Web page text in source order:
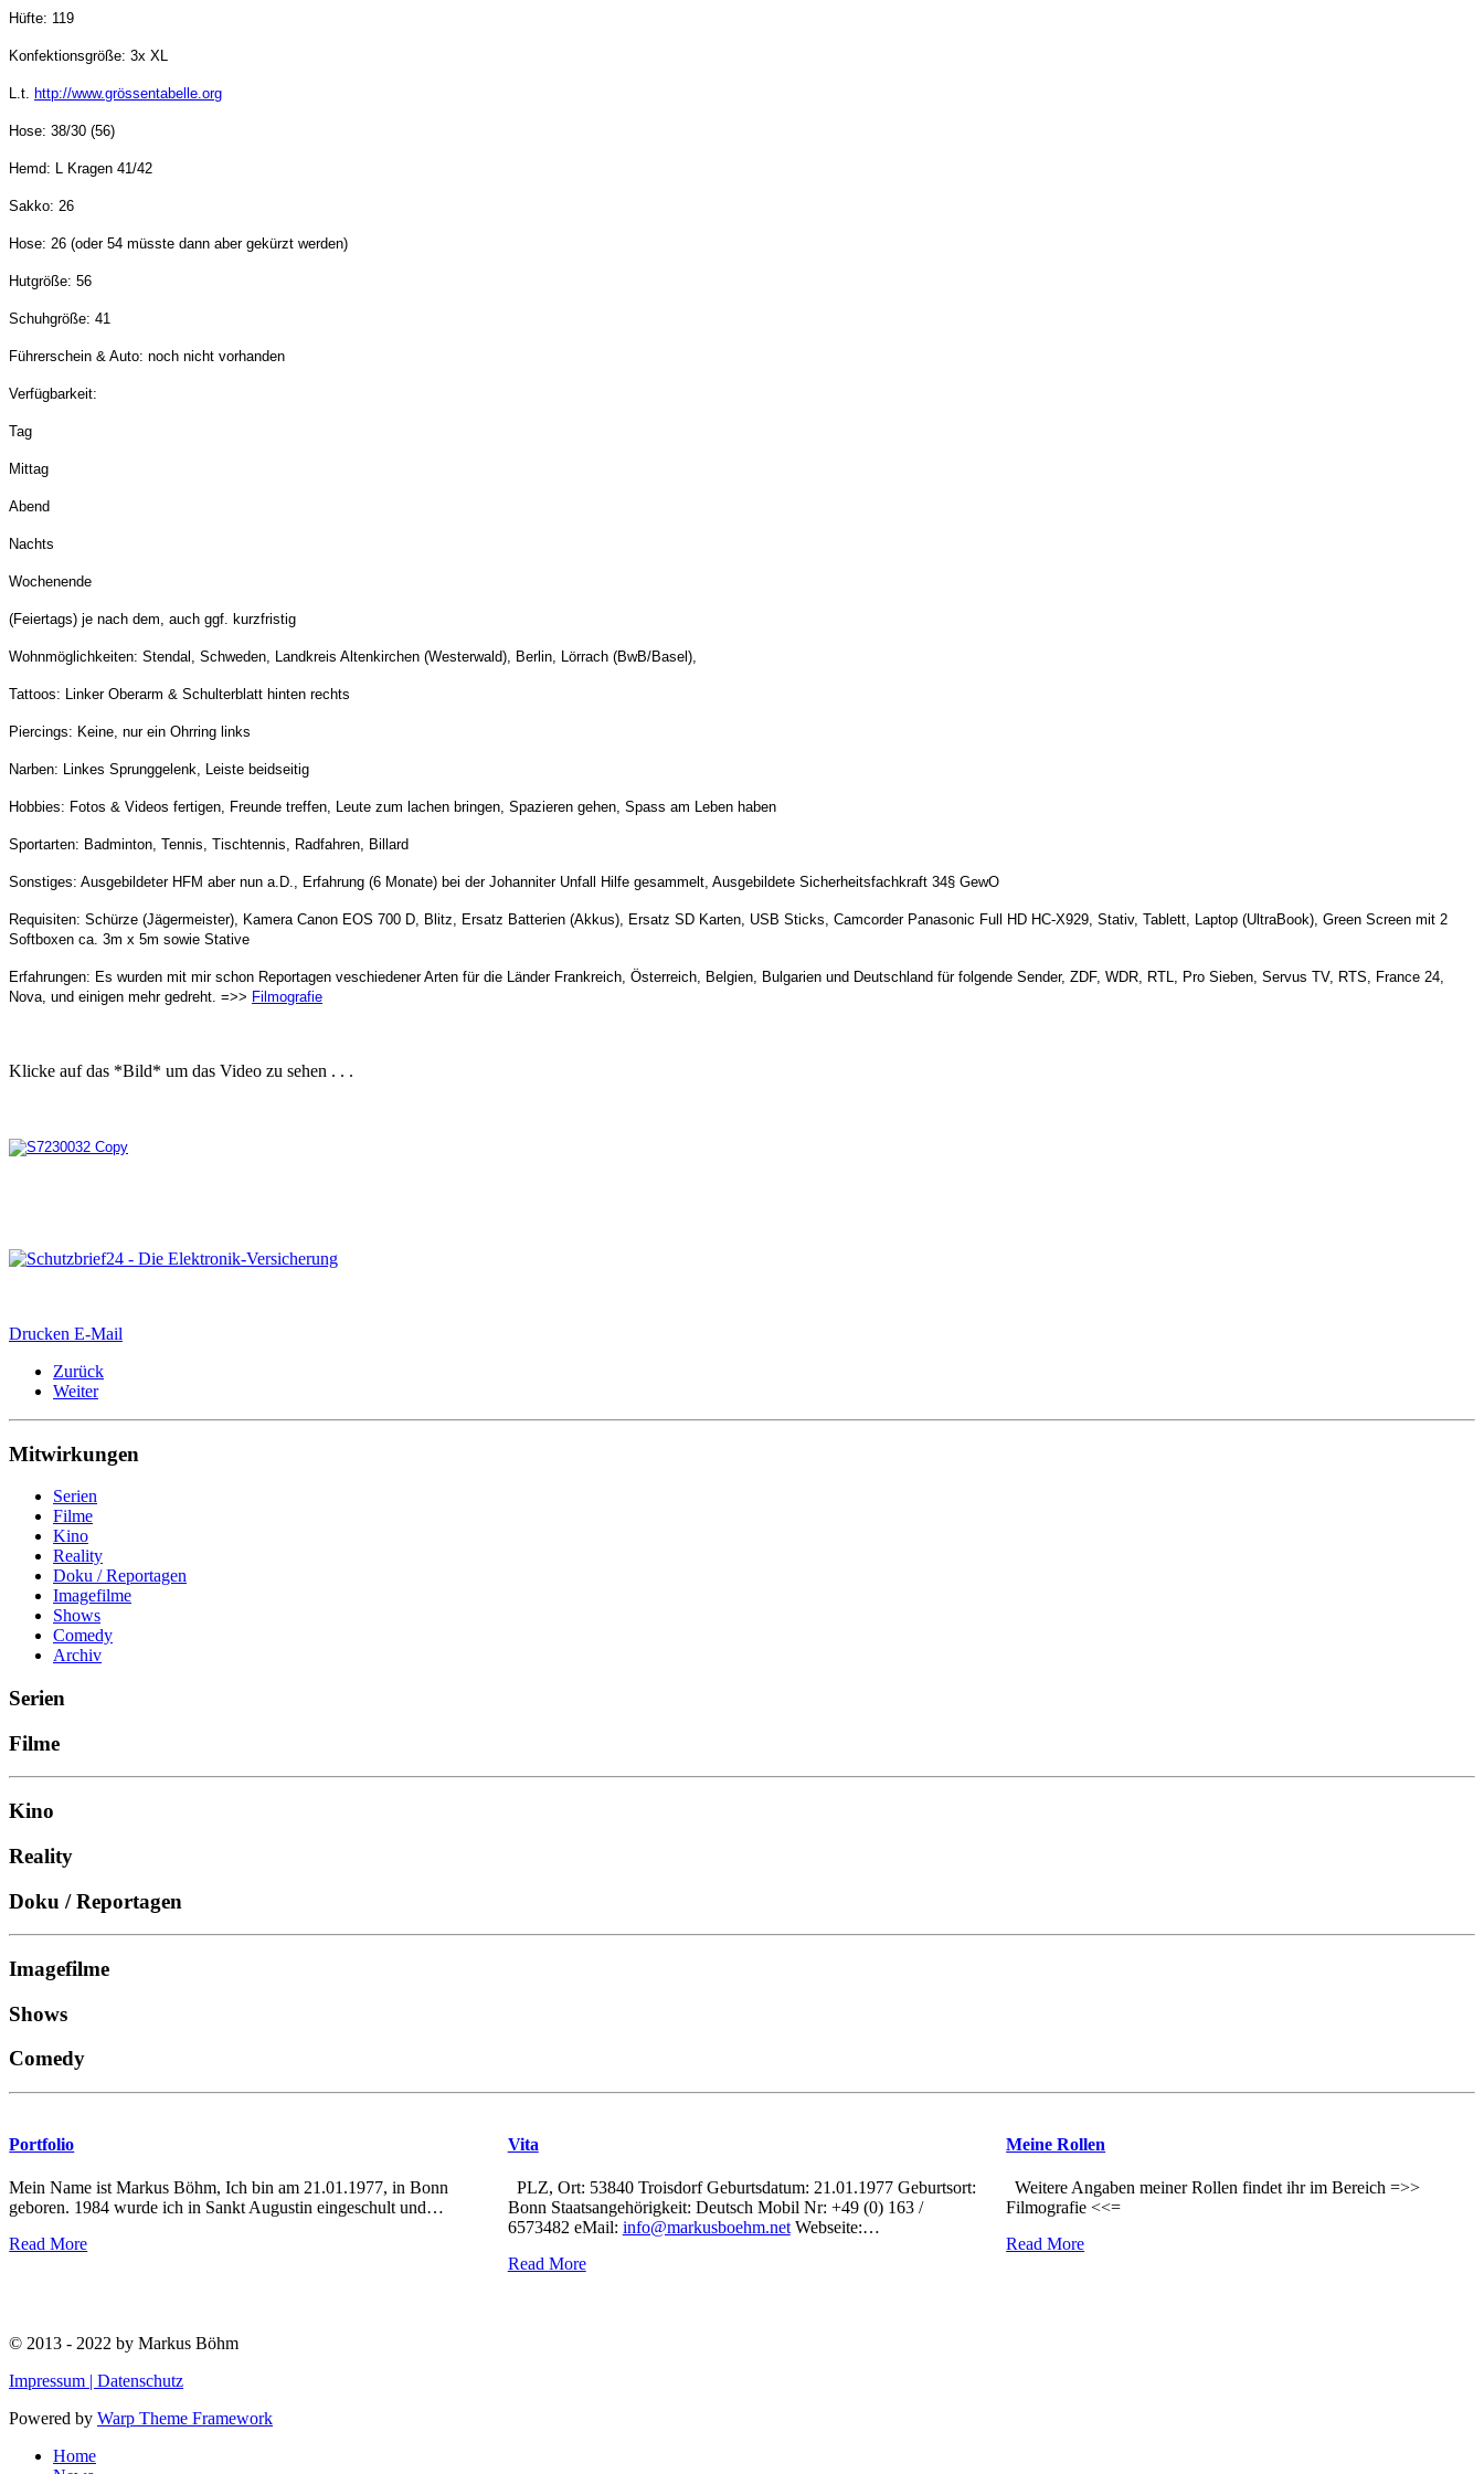
Hüfte: 119
Konfektionsgröße: 3x XL
L.t. http://www.grössentabelle.org
Hose: 38/30 (56)
Hemd: L Kragen 41/42
Sakko: 26
Hose: 26 (oder 54 müsste dann aber gekürzt werden)
Hutgröße: 56
Schuhgröße: 41
Führerschein & Auto: noch nicht vorhanden
Verfügbarkeit:
Tag
Mittag
Abend
Nachts
Wochenende
(Feiertags) je nach dem, auch ggf. kurzfristig
Wohnmöglichkeiten: Stendal, Schweden, Landkreis Altenkirchen (Westerwald), Berlin, Lörrach (BwB/Basel),
Tattoos: Linker Oberarm & Schulterblatt hinten rechts
Piercings: Keine, nur ein Ohrring links
Narben: Linkes Sprunggelenk, Leiste beidseitig
Hobbies: Fotos & Videos fertigen, Freunde treffen, Leute zum lachen bringen, Spazieren gehen, Spass am Leben haben
Sportarten: Badminton, Tennis, Tischtennis, Radfahren, Billard
Sonstiges: Ausgebildeter HFM aber nun a.D., Erfahrung (6 Monate) bei der Johanniter Unfall Hilfe gesammelt, Ausgebildete Sicherheitsfachkraft 34§ GewO
Requisiten: Schürze (Jägermeister), Kamera Canon EOS 700 D, Blitz, Ersatz Batterien (Akkus), Ersatz SD Karten, USB Sticks, Camcorder Panasonic Full HD HC-X929, Stativ, Tablett, Laptop (UltraBook), Green Screen mit 2
Softboxen ca. 3m x 5m sowie Stative
Erfahrungen: Es wurden mit mir schon Reportagen veschiedener Arten für die Länder Frankreich, Österreich, Belgien, Bulgarien und Deutschland für folgende Sender, ZDF, WDR, RTL, Pro Sieben, Servus TV, RTS, France 24,
Nova, und einigen mehr gedreht. =>> Filmografie
Klicke auf das *Bild* um das Video zu sehen . . .
Drucken E-Mail
Zurück
Weiter
Mitwirkungen
Serien
Filme
Kino
Reality
Doku / Reportagen
Imagefilme
Shows
Comedy
Archiv
Serien
Filme
Kino
Reality
Doku / Reportagen
Imagefilme
Shows
Comedy
Portfolio
Mein Name ist Markus Böhm, Ich bin am 21.01.1977, in Bonn
geboren. 1984 wurde ich in Sankt Augustin eingeschult und…
Read More
Vita
PLZ, Ort: 53840 Troisdorf Geburtsdatum: 21.01.1977 Geburtsort:
Bonn Staatsangehörigkeit: Deutsch Mobil Nr: +49 (0) 163 /
6573482 eMail: info@markusboehm.netWebseite:…
Read More
Meine Rollen
Weitere Angaben meiner Rollen findet ihr im Bereich =>>
Filmografie <<=
Read More
© 2013 - 2022 by Markus Böhm
Impressum | Datenschutz
Powered by Warp Theme Framework
Home